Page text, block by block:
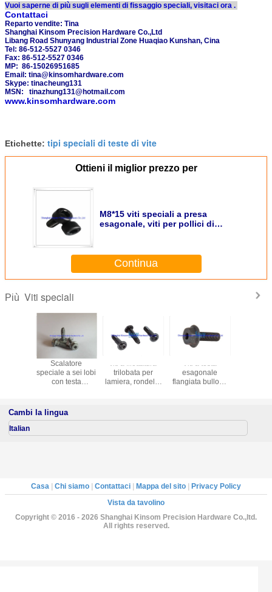
Vuoi saperne di più sugli elementi di fissaggio speciali, visitaci ora .
Contattaci
Reparto vendite: Tina
Shanghai Kinsom Precision Hardware Co.,Ltd
Libang Road Shunyang Industrial Zone Huaqiao Kunshan, Cina
Tel: 86-512-5527 0346
Fax: 86-512-5527 0346
MP: 86-15026951685
Email: tina@kinsomhardware.com
Skype: tinacheung131
MSN: tinazhung131@hotmail.com
www.kinsomhardware.com
Etichette: tipi speciali di teste di vite
Ottieni il miglior prezzo per
M8*15 viti speciali a presa
esagonale, viti per pollici di
Continua
Più Viti speciali
Scalatore
speciale a sei lobi
con testa
viti a filettatura
trilobata per
lamiera, rondella
rivestimento in
elementi di
Viti a testa
esagonale
flangiata bullone
standard
Cambi la lingua
Italian
Casa | Chi siamo | Contattaci | Mappa del sito | Privacy Policy
Vista da tavolino
Copyright © 2016 - 2026 Shanghai Kinsom Precision Hardware Co.,ltd.
All rights reserved.